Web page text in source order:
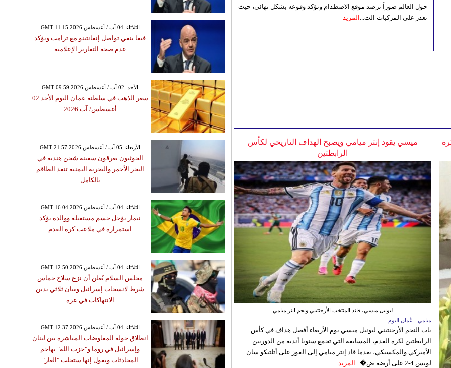
حول العالم صوراً ترصد موقع الاصطدام وتؤكد وقوعه بشكل نهائي، حيث
تعذر على المركبات الت... المزيد
ميسي يقود إنتر ميامي ويصبح الهداف التاريخي لكأس
الرابطتين
ليونيل ميسي، قائد المنتخب الأرجنتيني ونجم انتر ميامي
ميامي - عُمان اليوم
بات النجم الأرجنتيني ليونيل ميسي يوم الأربعاء أفضل هداف في كأس
الرابطتين لكرة القدم، المسابقة التي تجمع سنويا أندية من الدوريين
الأميركي والمكسيكي، بعدما قاد إنتر ميامي إلى الفوز على أتلتيكو سان
لويس 4-2 على أرضه ض�...
المزيد
GMT 11:15 2026 الثلاثاء ,04 آب / أغسطس
فيفا ينفي تواصل إنفانتينو مع ترامب ويؤكد
عدم صحة التقارير الإعلامية
GMT 09:59 2026 الأحد ,02 آب / أغسطس
سعر الذهب في سلطنة عمان اليوم الأحد 02
أغسطس/ آب 2026
GMT 21:57 2026 الأربعاء ,05 آب / أغسطس
الحوثيون يغرقون سفينة شحن هندية في
البحر الأحمر والبحرية اليمنية تنقذ الطاقم
بالكامل
GMT 16:04 2026 الثلاثاء ,04 آب / أغسطس
نيمار يؤجل حسم مستقبله ووالده يؤكد
استمراره في ملاعب كرة القدم
GMT 12:50 2026 الثلاثاء ,04 آب / أغسطس
مجلس السلام يُعلن أن نزع سلاح حماس
شرط لانسحاب إسرائيل وبيان ثلاثي يدين
الانتهاكات في غزة
GMT 12:37 2026 الثلاثاء ,04 آب / أغسطس
انطلاق جولة المفاوضات المباشرة بين لبنان
وإسرائيل في روما و"حزب الله" يهاجم
المحادثات ويقول إنها ستجلب "العار"